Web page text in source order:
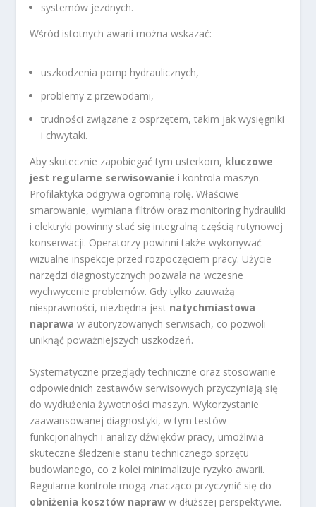
systemów jezdnych.
Wśród istotnych awarii można wskazać:
uszkodzenia pomp hydraulicznych,
problemy z przewodami,
trudności związane z osprzętem, takim jak wysięgniki
i chwytaki.
Aby skutecznie zapobiegać tym usterkom, kluczowe
jest regularne serwisowanie i kontrola maszyn.
Profilaktyka odgrywa ogromną rolę. Właściwe
smarowanie, wymiana filtrów oraz monitoring hydrauliki
i elektryki powinny stać się integralną częścią rutynowej
konserwacji. Operatorzy powinni także wykonywać
wizualne inspekcje przed rozpoczęciem pracy. Użycie
narzędzi diagnostycznych pozwala na wczesne
wychwycenie problemów. Gdy tylko zauważą
niesprawności, niezbędna jest natychmiastowa
naprawa w autoryzowanych serwisach, co pozwoli
uniknąć poważniejszych uszkodzeń.
Systematyczne przeglądy techniczne oraz stosowanie
odpowiednich zestawów serwisowych przyczyniają się
do wydłużenia żywotności maszyn. Wykorzystanie
zaawansowanej diagnostyki, w tym testów
funkcjonalnych i analizy dźwięków pracy, umożliwia
skuteczne śledzenie stanu technicznego sprzętu
budowlanego, co z kolei minimalizuje ryzyko awarii.
Regularne kontrole mogą znacząco przyczynić się do
obniżenia kosztów napraw w dłuższej perspektywie.